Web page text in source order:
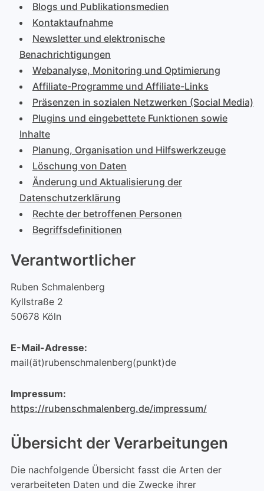
Blogs und Publikationsmedien
Kontaktaufnahme
Newsletter und elektronische
Benachrichtigungen
Webanalyse, Monitoring und Optimierung
Affiliate-Programme und Affiliate-Links
Präsenzen in sozialen Netzwerken (Social Media)
Plugins und eingebettete Funktionen sowie
Inhalte
Planung, Organisation und Hilfswerkzeuge
Löschung von Daten
Änderung und Aktualisierung der
Datenschutzerklärung
Rechte der betroffenen Personen
Begriffsdefinitionen
Verantwortlicher
Ruben Schmalenberg
Kyllstraße 2
50678 Köln
E-Mail-Adresse:
mail(ät)rubenschmalenberg(punkt)de
Impressum:
https://rubenschmalenberg.de/impressum/
Übersicht der Verarbeitungen
Die nachfolgende Übersicht fasst die Arten der
verarbeiteten Daten und die Zwecke ihrer